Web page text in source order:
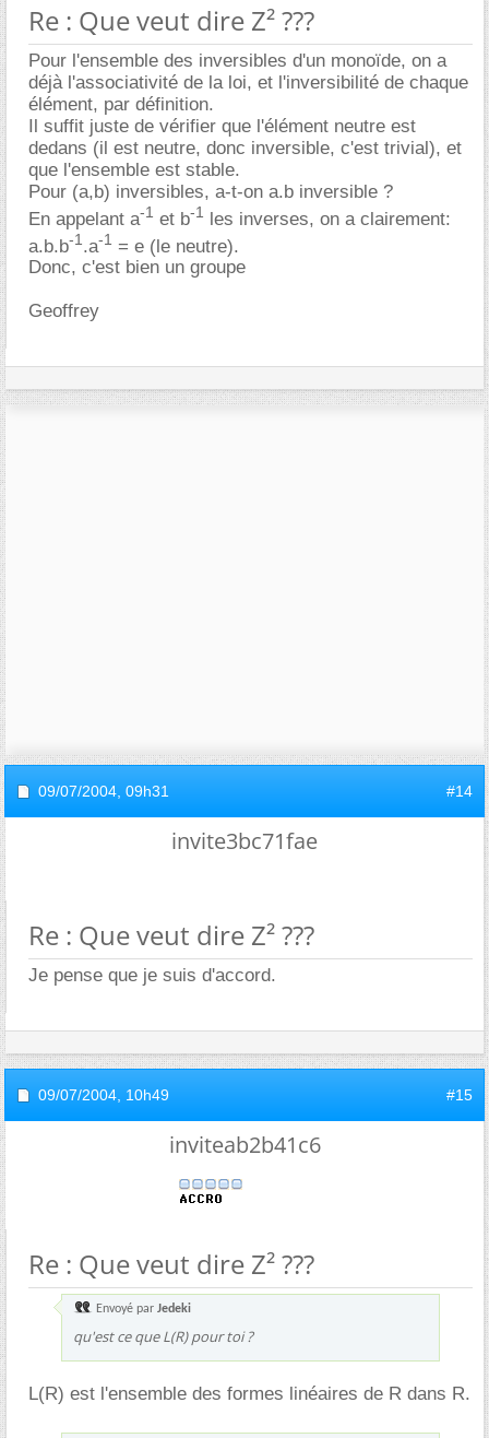
Re : Que veut dire Z² ???
Pour l'ensemble des inversibles d'un monoïde, on a
déjà l'associativité de la loi, et l'inversibilité de chaque
élément, par définition.
Il suffit juste de vérifier que l'élément neutre est
dedans (il est neutre, donc inversible, c'est trivial), et
que l'ensemble est stable.
Pour (a,b) inversibles, a-t-on a.b inversible ?
En appelant a-1 et b-1 les inverses, on a clairement:
a.b.b-1 .a-1 = e (le neutre).
Donc, c'est bien un groupe
Geoffrey
09/07/2004, 09h31 #14
invite3bc71fae
Re : Que veut dire Z² ???
Je pense que je suis d'accord.
09/07/2004, 10h49 #15
inviteab2b41c6
Re : Que veut dire Z² ???
Envoyé par Jedeki
qu'est ce que L(R) pour toi ?
L(R) est l'ensemble des formes linéaires de R dans R.